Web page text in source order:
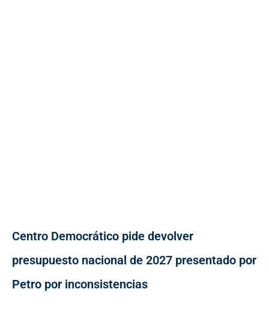
Centro Democrático pide devolver
presupuesto nacional de 2027 presentado por
Petro por inconsistencias